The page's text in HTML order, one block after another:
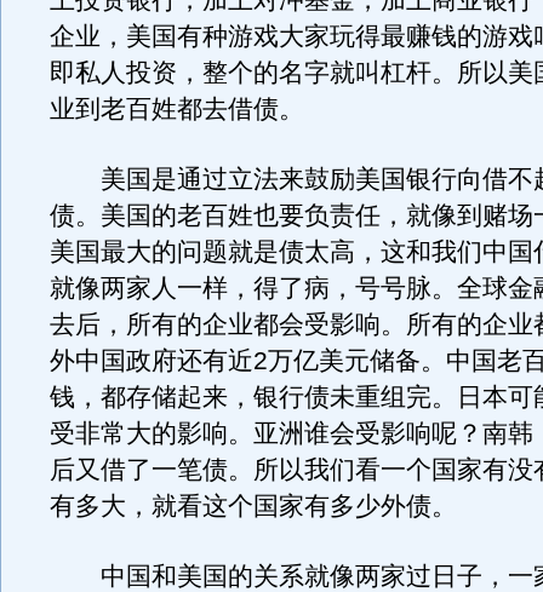
企业，美国有种游戏大家玩得最赚钱的游戏
即私人投资，整个的名字就叫杠杆。所以美
业到老百姓都去借债。
美国是通过立法来鼓励美国银行向借不
债。美国的老百姓也要负责任，就像到赌场
美国最大的问题就是债太高，这和我们中国
就像两家人一样，得了病，号号脉。全球金
去后，所有的企业都会受影响。所有的企业
外中国政府还有近2万亿美元储备。中国老
钱，都存储起来，银行债未重组完。日本可
受非常大的影响。亚洲谁会受影响呢？南韩
后又借了一笔债。所以我们看一个国家有没
有多大，就看这个国家有多少外债。
中国和美国的关系就像两家过日子，一